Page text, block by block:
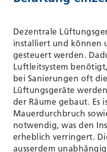
Dezentrale
installiert und können
gesteuert werden.
Luftleitsystem
bei Sanierungen oft
Lüftungsgeräte
der Räume gebaut. Es
Mauerdurchbruch
notwendig, was den
erheblich verringert.
ausserdem